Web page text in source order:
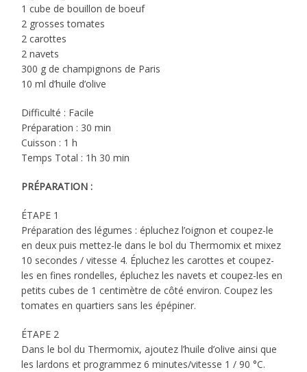
1 cube de bouillon de boeuf
2 grosses tomates
2 carottes
2 navets
300 g de champignons de Paris
10 ml d’huile d’olive
Difficulté : Facile
Préparation : 30 min
Cuisson : 1 h
Temps Total : 1h 30 min
PRÉPARATION :
ÉTAPE 1
Préparation des légumes : épluchez l’oignon et coupez-le
en deux puis mettez-le dans le bol du Thermomix et mixez
10 secondes / vitesse 4. Épluchez les carottes et coupez-
les en fines rondelles, épluchez les navets et coupez-les en
petits cubes de 1 centimètre de côté environ. Coupez les
tomates en quartiers sans les épépiner.
ÉTAPE 2
Dans le bol du Thermomix, ajoutez l’huile d’olive ainsi que
les lardons et programmez 6 minutes/vitesse 1 / 90 °C.